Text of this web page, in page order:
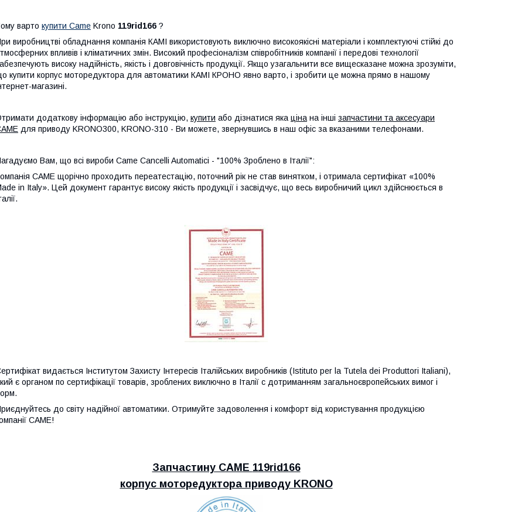
варто купити Came Krono 119rid166 ?
виробництві обладнання компанія КАМІ використовують виключно високоякісні матеріали і комплектуючі стійкі до
впливів і кліматичних змін. Високий професіоналізм співробітників компанії і передові технології
високу надійність, якість і довговічність продукції. Якщо узагальнити все вищесказане можна зрозуміти,
купити корпус моторедуктора для автоматики КАМІ КРОНО явно варто, і зробити це можна прямо в нашому
магазині.
додаткову інформацію або інструкцію, купити або дізнатися якацінана інші запчастини та аксесуари
для приводу KRONO300, KRONO-310 - Ви можете, звернувшись в наш офіс за вказаними телефонами.
Вам, що всі вироби Came Cancelli Automatici - "100% Зроблено в Італії":
CAME щорічно проходить переатестацію, поточний рік не став винятком, і отримала сертифікат «100%
in Italy». Цей документ гарантує високу якість продукції і засвідчує, що весь виробничий цикл здійснюється в
видається Інститутом Захисту Інтересів Італійських виробників (Istituto per la Tutela dei Produttori Italiani),
є органом по сертифікації товарів, зроблених виключно в Італії c дотриманням загальноєвропейських вимог і
до світу надійної автоматики. Отримуйте задоволення і комфорт від користування продукцією
CAME!
Запчастину CAME 119rid166
корпус моторедуктора приводу KRONO